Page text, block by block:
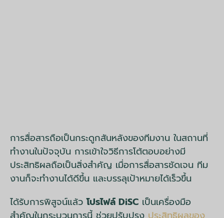
การสื่อสารถือเป็นกระดูกสันหลังของทีมงาน ในสถานที่
ทำงานในปัจจุบัน การเข้าใจวิธีการโต้ตอบอย่างมี
ประสิทธิผลถือเป็นสิ่งสำคัญ เมื่อการสื่อสารชัดเจน ทีม
งานก็จะทำงานได้ดีขึ้น และบรรลุเป้าหมายได้เร็วขึ้น
ได้รับการพิสูจน์แล้วโปรไฟล์ DiSC เป็นเครื่องมือ